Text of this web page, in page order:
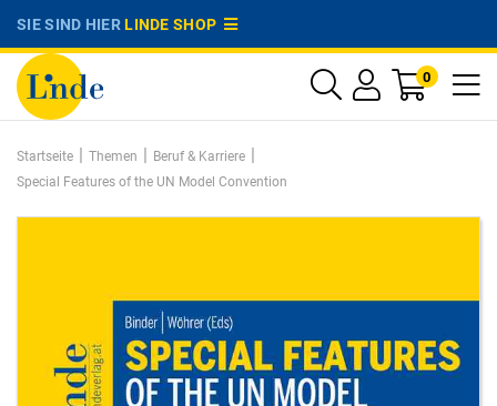
SIE SIND HIERLINDE SHOP
0
Startseite | Themen | Beruf & Karriere |
Special Features of the UN Model Convention